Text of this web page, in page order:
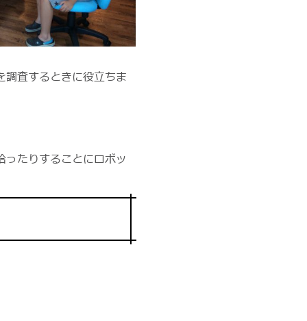
調査するときに役立ちま
たりすることにロボッ